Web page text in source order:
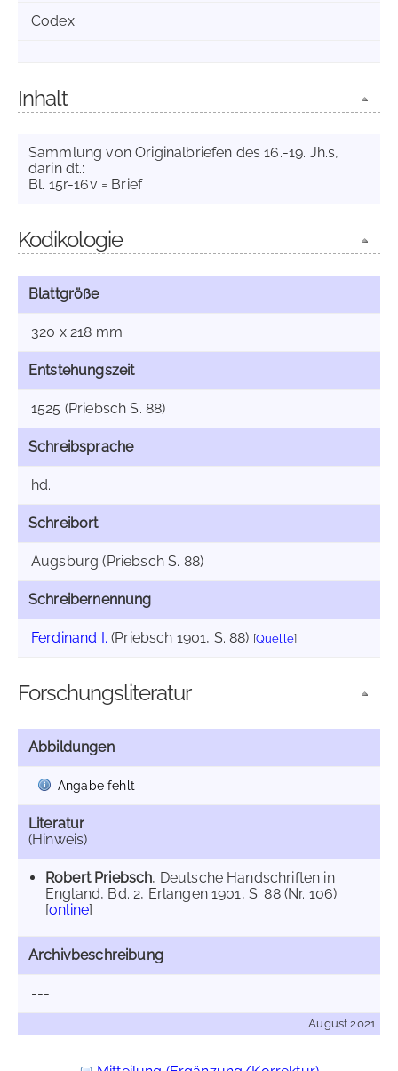
Codex
Inhalt
Sammlung von Originalbriefen des 16.-19. Jh.s,
darin dt.:
Bl. 15r-16v = Brief
Kodikologie
Blattgröße
320 x 218 mm
Entstehungszeit
1525 (Priebsch S. 88)
Schreibsprache
hd.
Schreibort
Augsburg (Priebsch S. 88)
Schreibernennung
Ferdinand I. (Priebsch 1901, S. 88) [Quelle]
Forschungsliteratur
Abbildungen
Angabe fehlt
Literatur
(Hinweis)
Robert Priebsch, Deutsche Handschriften in
England, Bd. 2, Erlangen 1901, S. 88 (Nr. 106).
[online]
Archivbeschreibung
---
August 2021